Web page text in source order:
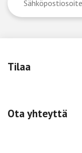
Tilaa
Ota yhteyttä